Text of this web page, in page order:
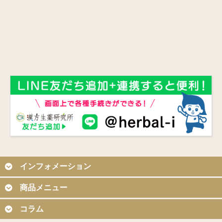
インフォメーション
商品メニュー
コラム